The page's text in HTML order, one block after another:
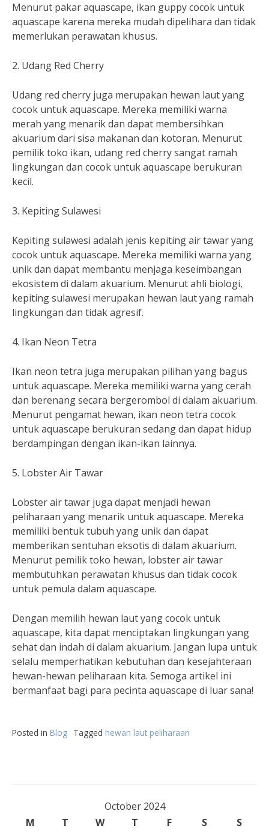
Menurut pakar aquascape, ikan guppy cocok untuk
aquascape karena mereka mudah dipelihara dan tidak
memerlukan perawatan khusus.
2. Udang Red Cherry
Udang red cherry juga merupakan hewan laut yang
cocok untuk aquascape. Mereka memiliki warna
merah yang menarik dan dapat membersihkan
akuarium dari sisa makanan dan kotoran. Menurut
pemilik toko ikan, udang red cherry sangat ramah
lingkungan dan cocok untuk aquascape berukuran
kecil.
3. Kepiting Sulawesi
Kepiting sulawesi adalah jenis kepiting air tawar yang
cocok untuk aquascape. Mereka memiliki warna yang
unik dan dapat membantu menjaga keseimbangan
ekosistem di dalam akuarium. Menurut ahli biologi,
kepiting sulawesi merupakan hewan laut yang ramah
lingkungan dan tidak agresif.
4. Ikan Neon Tetra
Ikan neon tetra juga merupakan pilihan yang bagus
untuk aquascape. Mereka memiliki warna yang cerah
dan berenang secara bergerombol di dalam akuarium.
Menurut pengamat hewan, ikan neon tetra cocok
untuk aquascape berukuran sedang dan dapat hidup
berdampingan dengan ikan-ikan lainnya.
5. Lobster Air Tawar
Lobster air tawar juga dapat menjadi hewan
peliharaan yang menarik untuk aquascape. Mereka
memiliki bentuk tubuh yang unik dan dapat
memberikan sentuhan eksotis di dalam akuarium.
Menurut pemilik toko hewan, lobster air tawar
membutuhkan perawatan khusus dan tidak cocok
untuk pemula dalam aquascape.
Dengan memilih hewan laut yang cocok untuk
aquascape, kita dapat menciptakan lingkungan yang
sehat dan indah di dalam akuarium. Jangan lupa untuk
selalu memperhatikan kebutuhan dan kesejahteraan
hewan-hewan peliharaan kita. Semoga artikel ini
bermanfaat bagi para pecinta aquascape di luar sana!
Posted in Blog Tagged hewan laut peliharaan
October 2024
M
T W T F S
S